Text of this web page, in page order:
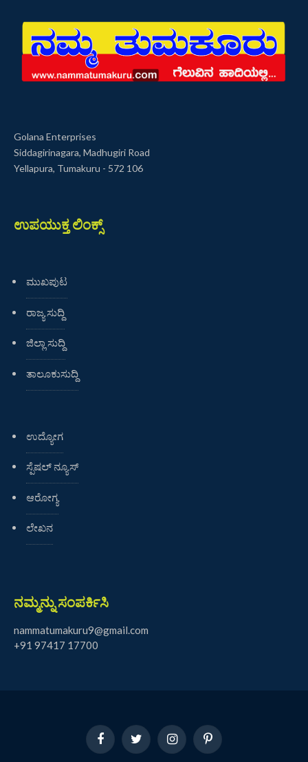
Golana Enterprises
Siddagirinagara, Madhugiri Road
Yellapura, Tumakuru - 572 106
ಉಪಯುಕ್ತ ಲಿಂಕ್ಸ್
ಮುಖಪುಟ
ರಾಜ್ಯ ಸುದ್ದಿ
ಜಿಲ್ಲಾ ಸುದ್ದಿ
ತಾಲೂಕುಸುದ್ದಿ
ಉದ್ಯೋಗ
ಸ್ಪೆಷಲ್ ನ್ಯೂಸ್
ಆರೋಗ್ಯ
ಲೇಖನ
ನಮ್ಮನ್ನು ಸಂಪರ್ಕಿಸಿ
nammatumakuru9@gmail.com
+91 97417 17700
FacebookTwitter InstagramPinterest